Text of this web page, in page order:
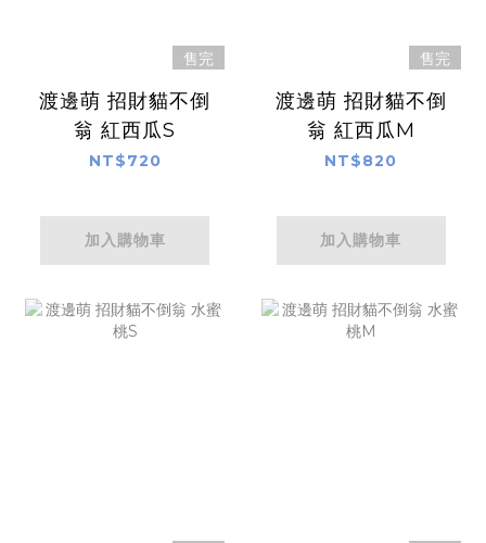
售完
渡邊萌 招財貓不倒
翁 紅西瓜S
NT$720
加入購物車
售完
渡邊萌 招財貓不倒
翁 紅西瓜M
NT$820
加入購物車